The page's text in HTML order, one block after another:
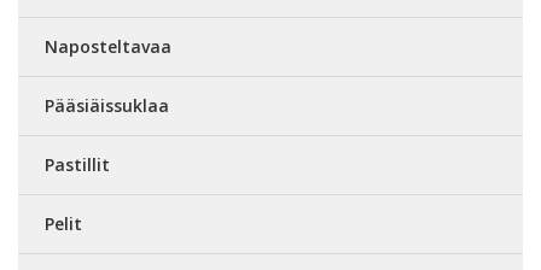
Naposteltavaa
Pääsiäissuklaa
Pastillit
Pelit